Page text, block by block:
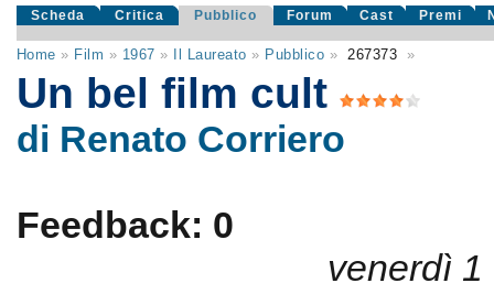
Scheda Critica Pubblico Forum Cast Premi
Home » Film » 1967 » Il Laureato » Pubblico » 267373 »
Un bel film cult
di Renato Corriero
Feedback: 0
venerdì